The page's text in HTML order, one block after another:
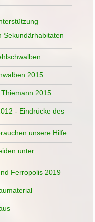
Sekundärhabitaten
2015
2015
- Eindrücke des
unsere Hilfe
unter
Ferropolis 2019